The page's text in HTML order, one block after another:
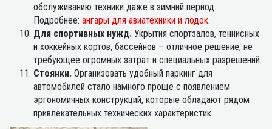
обслуживанию техники даже в зимний период.
Подробнее: ангары для авиатехники и лодок.
Для спортивных нужд. Укрытия спортзалов, теннисных
и хоккейных кортов, бассейнов – отличное решение, не
требующее огромных затрат и специальных разрешений.
Стоянки. Организовать удобный паркинг для
автомобилей стало намного проще с появлением
эргономичных конструкций, которые обладают рядом
привлекательных технических характеристик.